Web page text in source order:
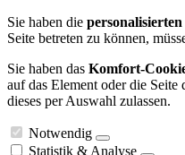
Sie haben die personalisierten
Seite betreten zu können,
Sie haben das Komfort-
auf das Element oder die Seite
dieses per Auswahl zulassen.
Notwendig
Statistik & Analyse